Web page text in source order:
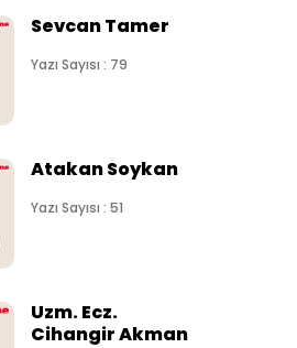
Sevcan Tamer
Yazı Sayısı : 79
Atakan Soykan
Yazı Sayısı : 51
Uzm. Ecz.
Cihangir Akman